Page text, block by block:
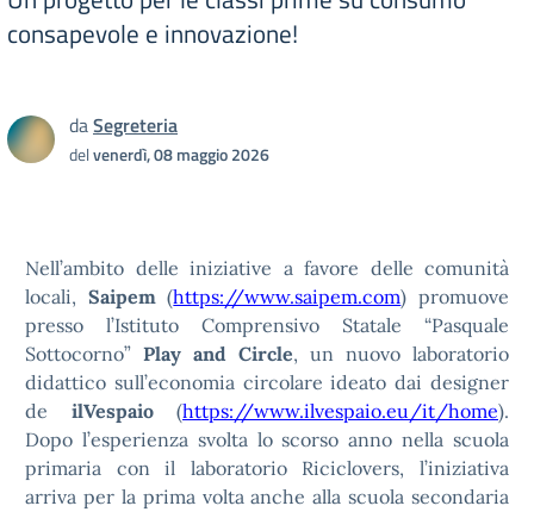
consapevole e innovazione!
daSegreteria
delvenerdì, 08 maggio 2026
Nell’ambito delle iniziative a favore delle comunità
locali, Saipem(https://www.saipem.com) promuove
presso l’Istituto Comprensivo Statale “Pasquale
Sottocorno” Play and Circle, un nuovo laboratorio
didattico sull’economia circolare ideato dai designer
de ilVespaio(https://www.ilvespaio.eu/it/home).
Dopo l’esperienza svolta lo scorso anno nella scuola
primaria con il laboratorio Riciclovers, l’iniziativa
arriva per la prima volta anche alla scuola secondaria